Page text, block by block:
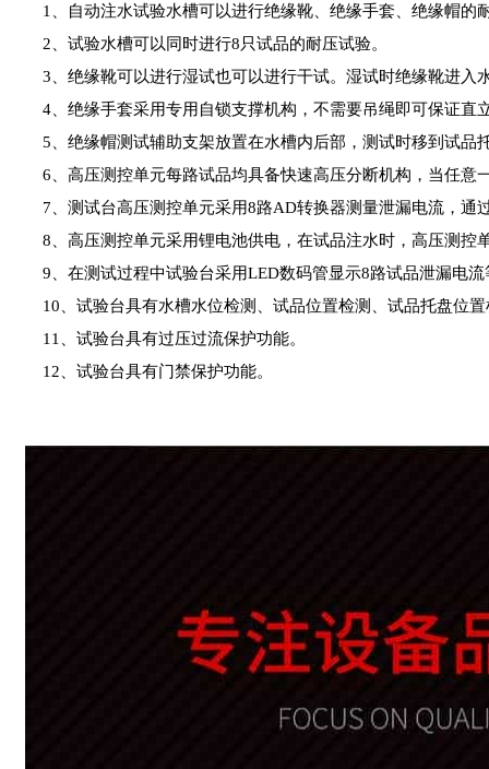
1、自动注水试验水槽可以进行绝缘靴、绝缘手套、绝缘帽的
2、试验水槽可以同时进行8只试品的耐压试验。
3、绝缘靴可以进行湿试也可以进行干试。湿试时绝缘靴进入
4、绝缘手套采用专用自锁支撑机构，不需要吊绳即可保证直
5、绝缘帽测试辅助支架放置在水槽内后部，测试时移到试品
6、高压测控单元每路试品均具备快速高压分断机构，当任意
7、测试台高压测控单元采用8路AD转换器测量泄漏电流，通
8、高压测控单元采用锂电池供电，在试品注水时，高压测控
9、在测试过程中试验台采用LED数码管显示8路试品泄漏电流
10、试验台具有水槽水位检测、试品位置检测、试品托盘位
11、试验台具有过压过流保护功能。
12、试验台具有门禁保护功能。